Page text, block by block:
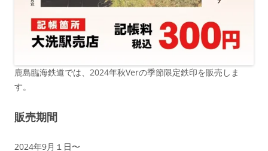
鹿島臨海鉄道では、2024年秋Verの季節限定鉄印を販売しま
す。
販売期間
2024年9月１日〜